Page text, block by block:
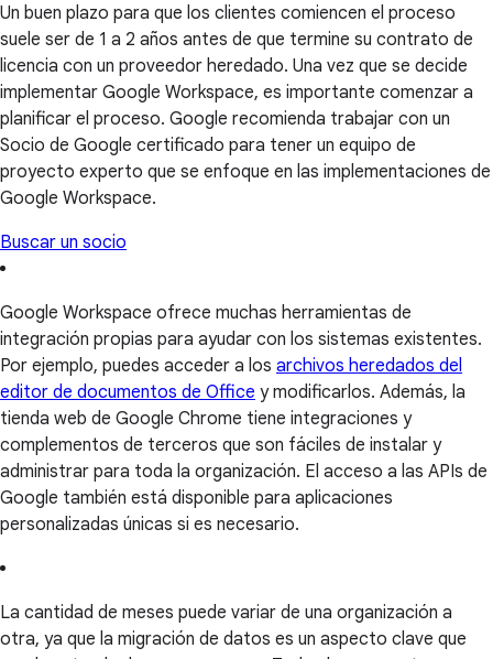
Un buen plazo para que los clientes comiencen el proceso
suele ser de 1 a 2 años antes de que termine su contrato de
licencia con un proveedor heredado. Una vez que se decide
implementar Google Workspace, es importante comenzar a
planificar el proceso. Google recomienda trabajar con un
Socio de Google certificado para tener un equipo de
proyecto experto que se enfoque en las implementaciones de
Google Workspace.
Buscar un socio
Google Workspace ofrece muchas herramientas de
integración propias para ayudar con los sistemas existentes.
Por ejemplo, puedes acceder a los archivos heredados del
editor de documentos de Office y modificarlos. Además, la
tienda web de Google Chrome tiene integraciones y
complementos de terceros que son fáciles de instalar y
administrar para toda la organización. El acceso a las APIs de
Google también está disponible para aplicaciones
personalizadas únicas si es necesario.
La cantidad de meses puede variar de una organización a
otra, ya que la migración de datos es un aspecto clave que